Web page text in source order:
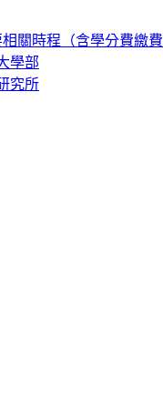
關時程（含學分費繳
學部
究所